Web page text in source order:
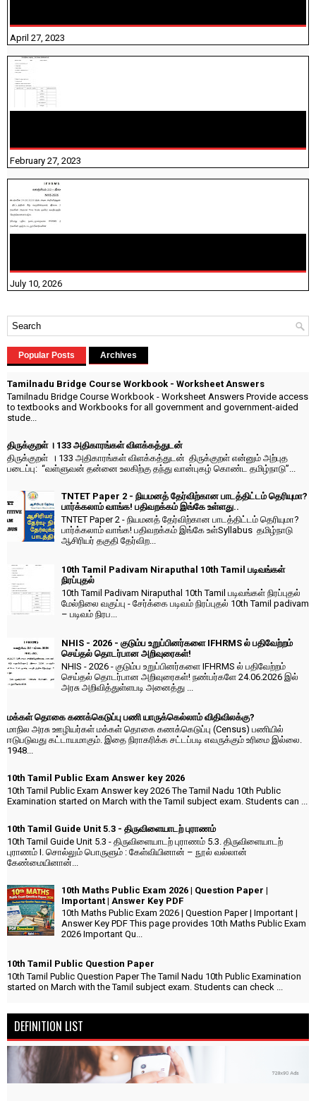
April 27, 2023
February 27, 2023
July 10, 2026
Popular Posts Archives
Tamilnadu Bridge Course Workbook - Worksheet Answers
Tamilnadu Bridge Course Workbook - Worksheet Answers Provide access
to textbooks and Workbooks for all government and government-aided
stude...
திருக்குறள் । 133 அதிகாரங்கள் விளக்கத்துடன்
திருக்குறள் । 133 அதிகாரங்கள் விளக்கத்துடன் திருக்குறள் என்னும் அற்புத
படைப்பு: “வள்ளுவன் தன்னை உலகிற்கு தந்து வான்புகழ் கொண்ட தமிழ்நாடு”...
TNTET Paper 2 - நியமனத் தேர்விற்கான பாடத்திட்டம் தெரியுமா?
பார்க்கலாம் வாங்க! பதிவறக்கம் இங்கே உள்ளது..
TNTET Paper 2 - நியமனத் தேர்விற்கான பாடத்திட்டம் தெரியுமா?
பார்க்கலாம் வாங்க! பதிவறக்கம் இங்கே உள்Syllabus தமிழ்நாடு
ஆசிரியர் தகுதி தேர்விற...
10th Tamil Padivam Niraputhal 10th Tamil படிவங்கள்
நிரப்புதல்
10th Tamil Padivam Niraputhal 10th Tamil படிவங்கள் நிரப்புதல்
மேல்நிலை வகுப்பு - சேர்க்கை படிவம் நிரப்புதல் 10th Tamil padivam
– படிவம் நிரப...
NHIS - 2026 - குடும்ப உறுப்பினர்களை IFHRMS ல் பதிவேற்றம்
செய்தல் தொடர்பான அறிவுரைகள்!
NHIS - 2026 - குடும்ப உறுப்பினர்களை IFHRMS ல் பதிவேற்றம்
செய்தல் தொடர்பான அறிவுரைகள்! நண்பர்களே 24.06.2026 இல்
அரசு அறிவித்துள்ளபடி அனைத்து ...
மக்கள் தொகை கணக்கெடுப்பு பணி யாருக்கெல்லாம் விதிவிலக்கு?
மாநில அரசு ஊழியர்கள் மக்கள் தொகை கணக்கெடுப்பு (Census) பணியில்
ஈடுபடுவது கட்டாயமாகும். இதை நிராகரிக்க சட்டப்படி எவருக்கும் உரிமை இல்லை.
1948...
10th Tamil Public Exam Answer key 2026
10th Tamil Public Exam Answer key 2026 The Tamil Nadu 10th Public
Examination started on March with the Tamil subject exam. Students can ...
10th Tamil Guide Unit 5.3 - திருவிளையாடற் புராணம்
10th Tamil Guide Unit 5.3 - திருவிளையாடற் புராணம் 5.3. திருவிளையாடற்
புராணம் I. சொல்லும் பொருளும் : கேள்வியினான் – நூல் வல்லான்
கேண்மையினான்...
10th Maths Public Exam 2026 | Question Paper |
Important | Answer Key PDF
10th Maths Public Exam 2026 | Question Paper | Important |
Answer Key PDF This page provides 10th Maths Public Exam
2026 Important Qu...
10th Tamil Public Question Paper
10th Tamil Public Question Paper The Tamil Nadu 10th Public Examination
started on March with the Tamil subject exam. Students can check ...
DEFINITION LIST